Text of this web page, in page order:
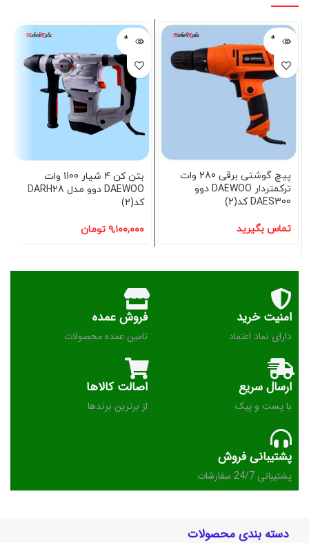
فروخته
شده
پیچ گوشتی برقی 280 وات
ترکمتردار DAEWOO دوو
DAES300 کد(2)
تماس بگیرید
فروخته
شده
بتن کن 4 شیار 1100 وات
DAEWOO دوو مدل DARH28
کد(2)
۹,۱۰۰,۰۰۰ تومان
امنیت خرید
دارای نماد اعتماد
فروش عمده
تامین عمده محصولات
ارسال سریع
با پست و پیک
اصالت کالاها
از برترین برندها
پشتیبانی فروش
پشتیبانی 24/7 سفارشات
دسته بندی محصولات